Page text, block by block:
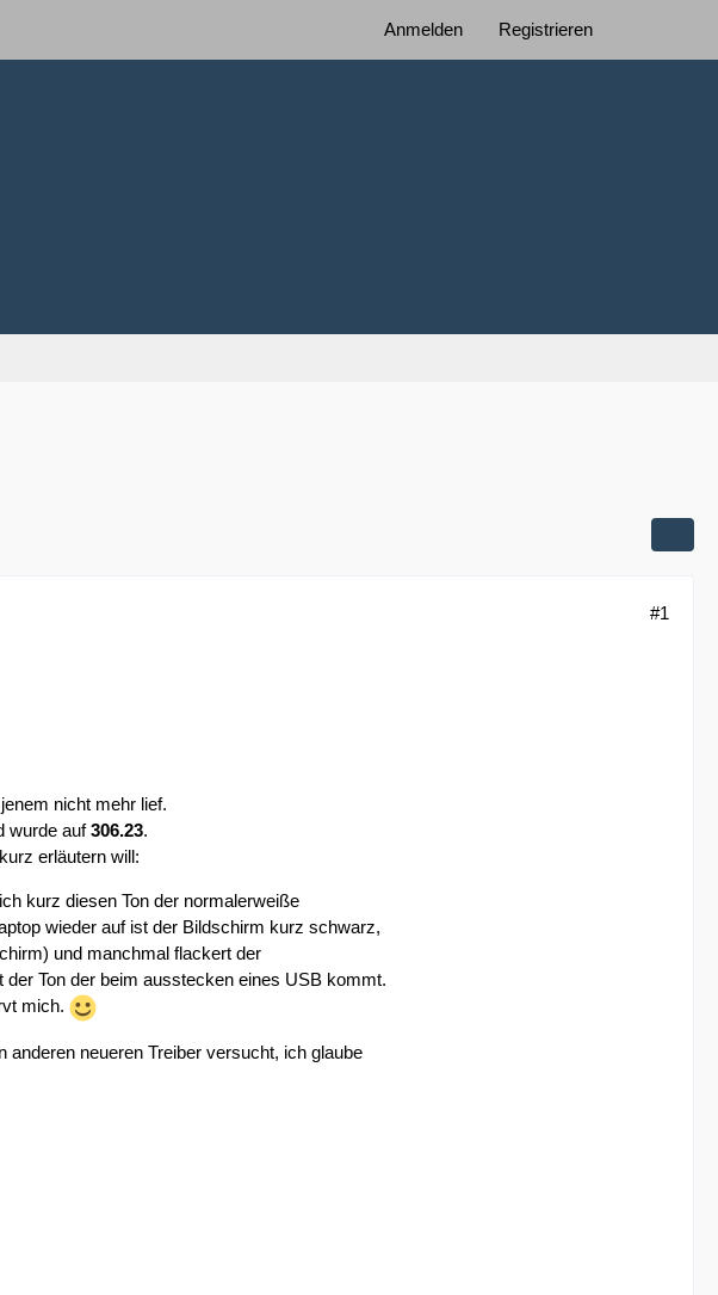
Anmelden Registrieren
#1
nicht mehr lief.
wurde auf306.23.
erläutern will:
kurz diesen Ton der normalerweiße
wieder auf ist der Bildschirm kurz schwarz,
und manchmal flackert der
Ton der beim ausstecken eines USB kommt.
mich.
anderen neueren Treiber versucht, ich glaube